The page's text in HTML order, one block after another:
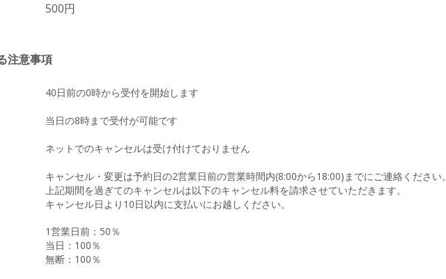
500円
注意事項
40日前の0時から受付を開始します
当日の8時まで受付が可能です
ネットでのキャンセルは受け付けておりません
キャンセル・変更は予約日の2営業日前の営業時間内(8:00から18:00)までにご連絡ください。
上記期間を過ぎてのキャンセルは以下のキャンセル料を請求させていただきます。
キャンセル日より10日以内に支払いにお越しください。
1営業日前：50％
当日：100％
無断：100％